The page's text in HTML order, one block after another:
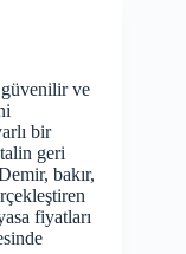
ve
bir
geri
bakır,
fiyatları